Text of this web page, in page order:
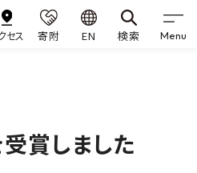
セス 寄附 EN 検索 Menu
賞しました